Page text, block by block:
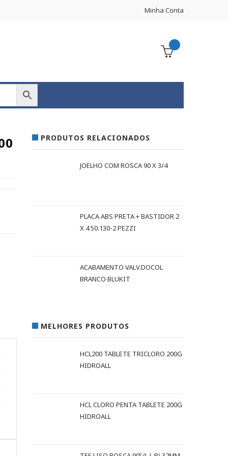
Minha Conta
PRODUTOS RELACIONADOS
JOELHO COM ROSCA 90 X 3/4
PLACA ABS PRETA + BASTIDOR 2
X 4 50.130-2 PEZZI
ACABAMENTO VALV.DOCOL
BRANCO BLUKIT
MELHORES PRODUTOS
HCL200 TABLETE TRICLORO 200G
HIDROALL
HCL CLORO PENTA TABLETE 200G
HIDROALL